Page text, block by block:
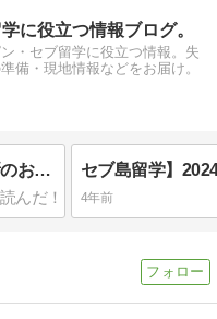
に役立つ情報ブログ。
・セブ留学に役立つ情報。失
備・現地情報などをお届け。
【フィリピン・セブ】2024年最新のお洒落カフェ3選を紹介！
4年前